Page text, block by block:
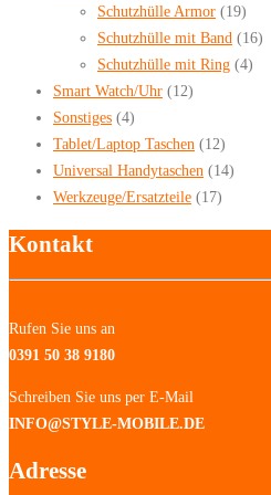
Schutzhülle Armor (19)
Schutzhülle mit Band (16)
Schutzhülle mit Ring (4)
Smart Watch/Uhr (12)
Sonstiges (4)
Tablet/Laptop Taschen (12)
Universal Handytaschen (14)
Werkzeuge/Ersatzteile (17)
Kontakt
Rufen Sie uns an
0391 50 38 9180
Schreiben Sie uns per E-Mail
INFO@STYLE-MOBILE.DE
Adresse